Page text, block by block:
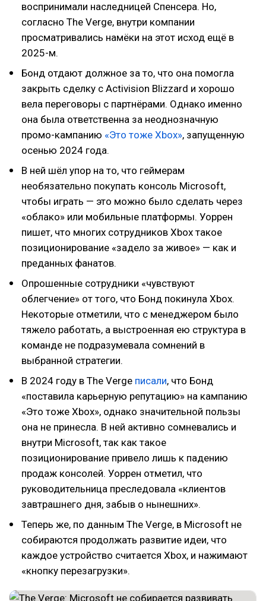
воспринимали наследницей Спенсера. Но,
согласно The Verge, внутри компании
просматривались намёки на этот исход ещё в
2025-м.
Бонд отдают должное за то, что она помогла
закрыть сделку с Activision Blizzard и хорошо
вела переговоры с партнёрами. Однако именно
она была ответственна за неоднозначную
промо-кампанию «Это тоже Xbox», запущенную
осенью 2024 года.
В ней шёл упор на то, что геймерам
необязательно покупать консоль Microsoft,
чтобы играть — это можно было сделать через
«облако» или мобильные платформы. Уоррен
пишет, что многих сотрудников Xbox такое
позиционирование «задело за живое» — как и
преданных фанатов.
Опрошенные сотрудники «чувствуют
облегчение» от того, что Бонд покинула Xbox.
Некоторые отметили, что с менеджером было
тяжело работать, а выстроенная ею структура в
команде не подразумевала сомнений в
выбранной стратегии.
В 2024 году в The Verge писали, что Бонд
«поставила карьерную репутацию» на кампанию
«Это тоже Xbox», однако значительной пользы
она не принесла. В ней активно сомневались и
внутри Microsoft, так как такое
позиционирование привело лишь к падению
продаж консолей. Уоррен отметил, что
руководительница преследовала «клиентов
завтрашнего дня, забыв о нынешних».
Теперь же, по данным The Verge, в Microsoft не
собираются продолжать развитие идеи, что
каждое устройство считается Xbox, и нажимают
«кнопку перезагрузки».